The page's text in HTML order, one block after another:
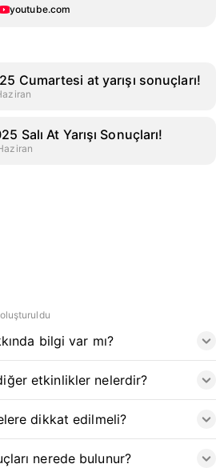
youtube.com
Cumartesi at yarışı sonuçları!
Salı At Yarışı Sonuçları!
bilgi var mı?
etkinlikler nelerdir?
dikkat edilmeli?
nerede bulunur?